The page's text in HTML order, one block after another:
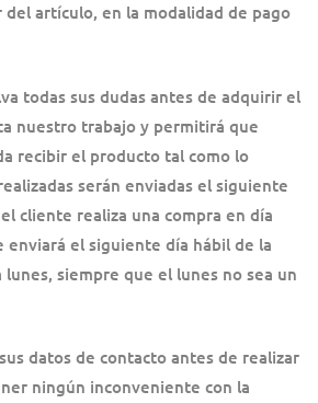
del artículo, en la modalidad de pago
todas sus dudas antes de adquirir el
nuestro trabajo y permitirá que
recibir el producto tal como lo
serán enviadas el siguiente
cliente realiza una compra en día
enviará el siguiente día hábil de la
lunes, siempre que el lunes no sea un
datos de contacto antes de realizar
ningún inconveniente con la